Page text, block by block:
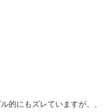
的にもズレていますが、、